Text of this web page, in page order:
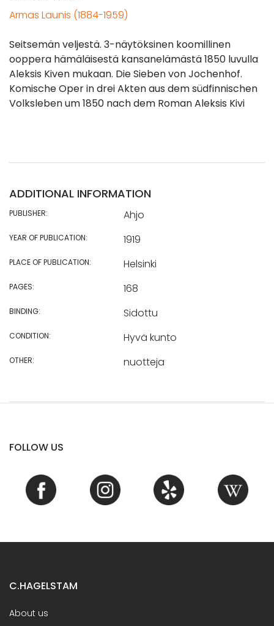
Armas Launis (1884-1959)
Seitsemän veljestä. 3-näytöksinen koomillinen
ooppera hämäläisestä kansanelämästä 1850 luvulla
Aleksis Kiven mukaan. Die Sieben von Jochenhof.
Komische Oper in drei Akten aus dem südfinnischen
Volksleben um 1850 nach dem Roman Aleksis Kivi
ADDITIONAL INFORMATION
PUBLISHER: Ahjo
YEAR OF PUBLICATION: 1919
PLACE OF PUBLICATION: Helsinki
PAGES: 168
BINDING: Sidottu
CONDITION: Hyvä kunto
OTHER: nuotteja
FOLLOW US
C.HAGELSTAM
About us